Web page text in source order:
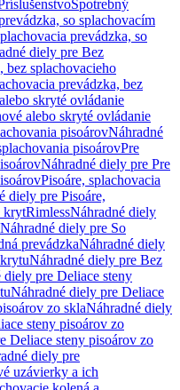
Spotrebný
so splachovacím
prevádzka, so
diely pre Bez
bez splachovacieho
prevádzka, bez
skryté ovládanie
alebo skryté ovládanie
pisoárovNáhradné
pisoárovPre
Náhradné diely pre Pre
Pisoáre, splachovacia
diely pre Pisoáre,
krytRimlessNáhradné diely
Náhradné diely pre So
prevádzkaNáhradné diely
Náhradné diely pre Bez
diely pre Deliace steny
Náhradné diely pre Deliace
zo sklaNáhradné diely
steny pisoárov zo
Deliace steny pisoárov zo
diely pre
uzávierky a ich